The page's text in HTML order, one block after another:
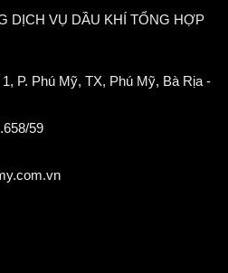
DỊCH VỤ DẦU KHÍ TỔNG HỢP
P. Phú Mỹ, TX, Phú Mỹ, Bà Rịa -
59